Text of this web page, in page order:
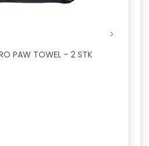
PAW TOWEL - 2 STK